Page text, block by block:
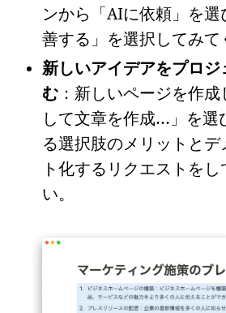
ンから「AIに依頼」を
善する」を選択してみて
新しいアイデアをプロ
む ：新しいページを作
して文章を作成...」を選
る選択肢のメリットと
ト化するリクエストをし
い。